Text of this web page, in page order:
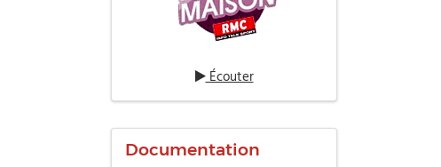
Écouter
Documentation